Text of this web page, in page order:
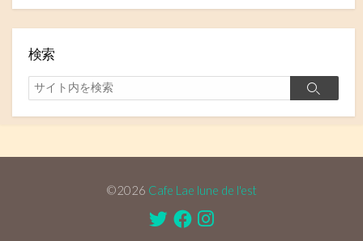
カ
検索
検
索
検
©2026 Cafe Lae lune de l'est
TwitterFacebookInstagram